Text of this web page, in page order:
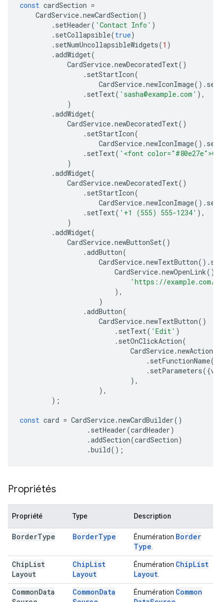
const cardSection =
CardService.newCardSection()
. setHeader( 'Contact Info' )
. setCollapsible(true)
. setNumUncollapsibleWidgets(1 )
.addWidget(
CardService.newDecoratedText()
. setStartIcon(
CardService.newIconImage().
. setText( 'sasha@example.com' ),
)
.addWidget(
CardService.newDecoratedText()
. setStartIcon(
CardService.newIconImage().
. setText( '<font
)
.addWidget(
CardService.newDecoratedText()
. setStartIcon(
CardService.newIconImage().
. setText( '+1 (555) 555-1234' ),
)
.addWidget(
CardService.newButtonSet()
.addButton(
CardService.newTextButton().
CardService.newOpenLink().
'https://example.com/
),
)
.addButton(
CardService.newTextButton()
. setText( 'Edit' )
. setOnClickAction(
CardService.newAction
. setFunctionName(
. setParameters({
),
),
);
const card = CardService.newCardBuilder()
. setHeader(cardHeader)
.addSection(cardSection)
.build();
Propriétés
Propriété Type Description
BorderType BorderType Énumération Border
Type
ChipList
Layout
ChipList
Layout
Énumération ChipList
Layout
CommonData
CommonData
Énumération Common